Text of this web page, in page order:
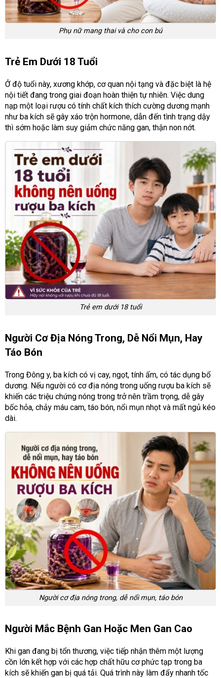
Phụ nữ mang thai và cho con bú
Trẻ Em Dưới 18 Tuổi
Ở độ tuổi này, xương khớp, cơ quan nội tạng và đặc biệt là hệ
nội tiết đang trong giai đoạn hoàn thiện tự nhiên. Việc dung
nạp một loại rượu có tính chất kích thích cường dương mạnh
như ba kích sẽ gây xáo trộn hormone, dẫn đến tình trạng dậy
thì sớm hoặc làm suy giảm chức năng gan, thận non nớt.
Trẻ em dưới 18 tuổi
Người Cơ Địa Nóng Trong, Dễ Nổi Mụn, Hay
Táo Bón
Trong Đông y, ba kích có vị cay, ngọt, tính ấm, có tác dụng bổ
dương. Nếu người có cơ địa nóng trong uống rượu ba kích sẽ
khiến các triệu chứng nóng trong trở nên trầm trọng, dễ gây
bốc hỏa, chảy máu cam, táo bón, nổi mụn nhọt và mất ngủ kéo
dài.
Người cơ địa nóng trong, dễ nổi mụn, táo bón
Người Mắc Bệnh Gan Hoặc Men Gan Cao
Khi gan đang bị tổn thương, việc tiếp nhận thêm một lượng
cồn lớn kết hợp với các hợp chất hữu cơ phức tạp trong ba
kích sẽ khiến gan bị quá tải. Quá trình này làm đẩy nhanh tốc